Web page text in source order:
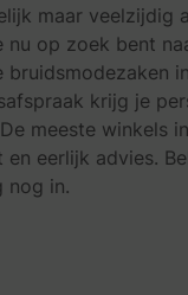
maar veelzijdig
op zoek bent
krijg je
meeste winkels
eerlijk advies.
nog in.